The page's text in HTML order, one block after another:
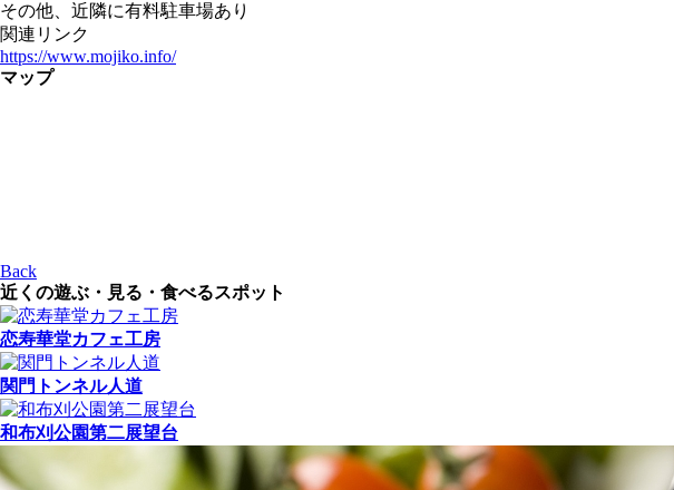
その他、近隣に有料駐車場あり
関連リンク
https://www.mojiko.info/
マップ
Back
近くの遊ぶ・見る・食べるスポット
恋寿華堂カフェ工房
関門トンネル人道
和布刈公園第二展望台